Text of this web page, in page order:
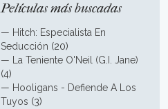
Películas más buscadas
— Hitch: Especialista En
Seducción (20)
—
La Teniente O'Neil (G.I. Jane)
(4)
— Hooligans - Defiende A Los
Tuyos (3)